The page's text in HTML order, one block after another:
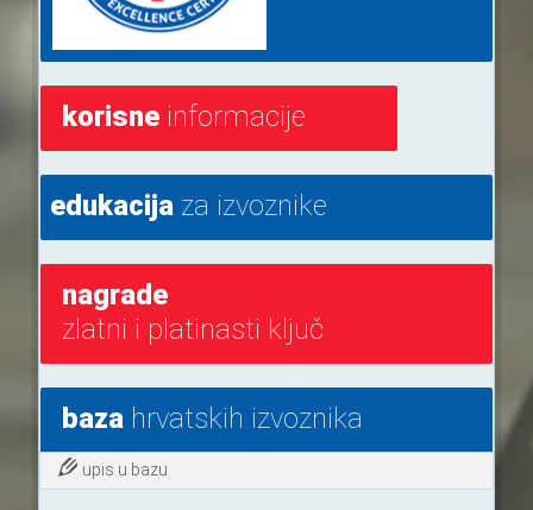
korisneinformacije
edukacijaza izvoznike
nagrade
zlatni i platinasti ključ
bazahrvatskih izvoznika
upis u bazu